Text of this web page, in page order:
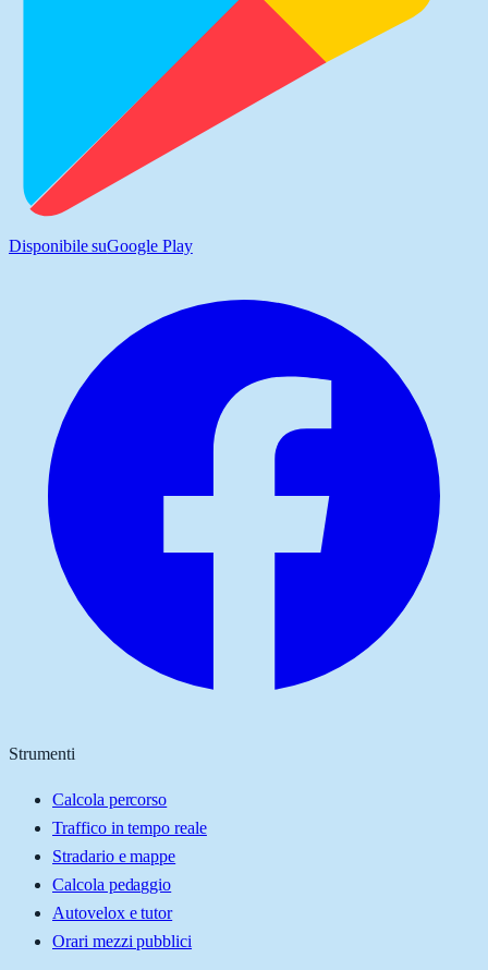
Disponibile suGoogle Play
Strumenti
Calcola percorso
Traffico in tempo reale
Stradario e mappe
Calcola pedaggio
Autovelox e tutor
Orari mezzi pubblici